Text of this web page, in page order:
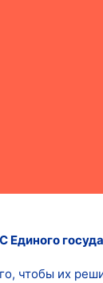
Единого
чтобы их